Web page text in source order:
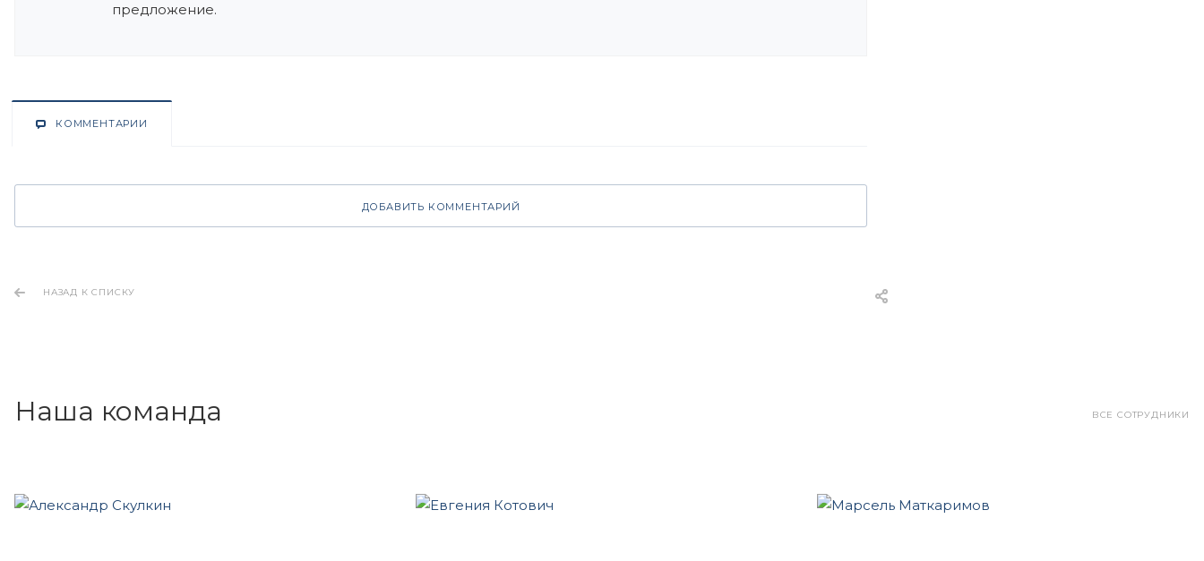
предложение.
КОММЕНТАРИИ
ДОБАВИТЬ КОММЕНТАРИЙ
НАЗАД К СПИСКУ
ВСЕ СОТРУДНИКИ
Наша команда